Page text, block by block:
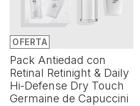
OFERTA
Pack Antiedad con
Retinal Retinight & Daily
Hi-Defense Dry Touch
Germaine de Capuccini